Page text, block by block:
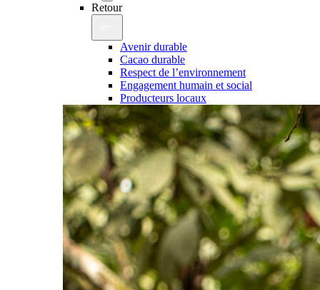
Retour
Avenir durable
Cacao durable
Respect de l’environnement
Engagement humain et social
Producteurs locaux